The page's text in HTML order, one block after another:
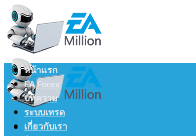
Skip
to
content
หน้าแรก
EA Forex
บทความ
ระบบเทรด
เกี่ยวกับเรา